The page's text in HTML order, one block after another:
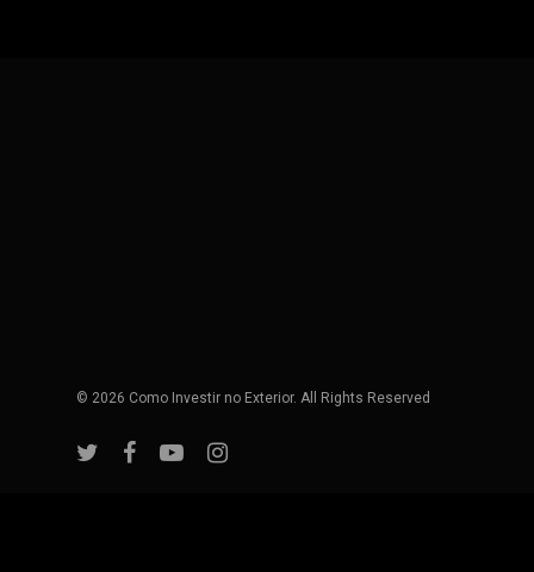
© 2026 Como Investir no Exterior. All Rights Reserved